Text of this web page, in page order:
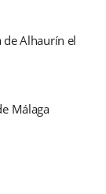
de Alhaurín el
Málaga